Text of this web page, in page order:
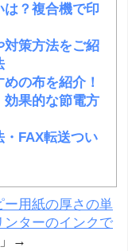
は？複合機で印
対策方法をご紹
の布を紹介！
効果的な節電方
FAX転送つい
ー用紙の厚さの単
ンターのインクで
」→